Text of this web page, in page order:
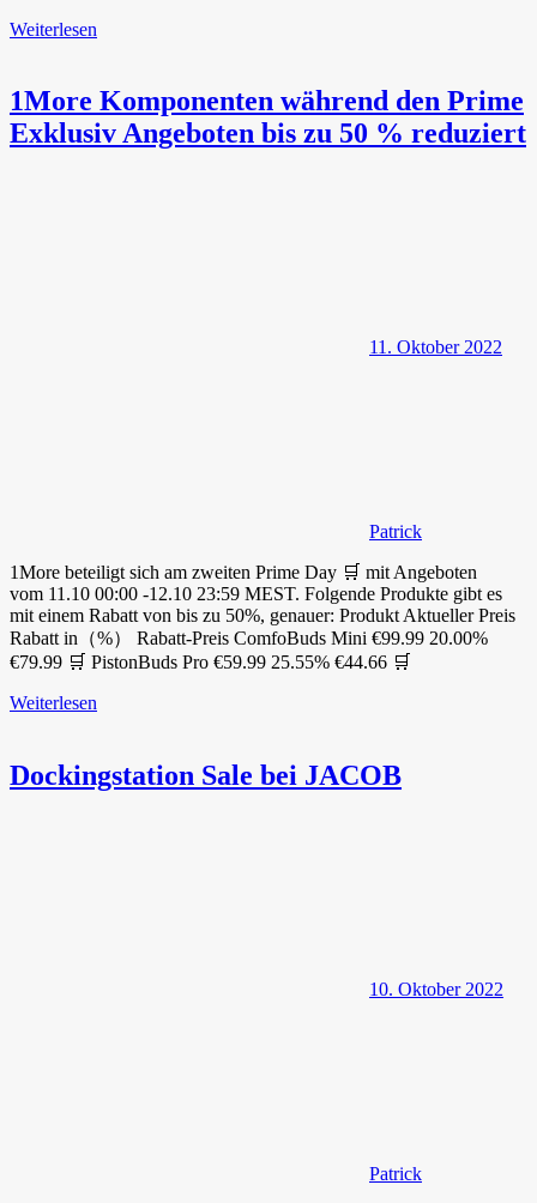
Weiterlesen
1More Komponenten während den Prime
Exklusiv Angeboten bis zu 50 % reduziert
11. Oktober 2022
Patrick
1More beteiligt sich am zweiten Prime Day 🛒 mit Angeboten
vom 11.10 00:00 -12.10 23:59 MEST. Folgende Produkte gibt es
mit einem Rabatt von bis zu 50%, genauer: Produkt Aktueller Preis
Rabatt in（%） Rabatt-Preis ComfoBuds Mini €99.99 20.00%
€79.99 🛒 PistonBuds Pro €59.99 25.55% €44.66 🛒
Weiterlesen
Dockingstation Sale bei JACOB
10. Oktober 2022
Patrick